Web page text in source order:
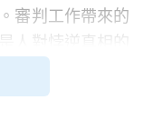
審判工作帶來的
人對悖逆真相的
了許多，對神的
白的奥秘理解了